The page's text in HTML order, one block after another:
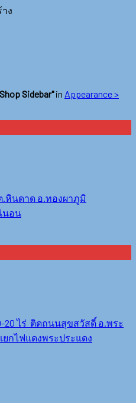
ง
Sidebar"in Appearance >
.หินดาด อ.ทองผาภูมิ
นอน
ไร่ ติดถนนสุขสวัสดิ์ อ.พระ
กไฟแดงพระประแดง